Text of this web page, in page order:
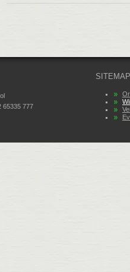
65335 777
SITEMAP